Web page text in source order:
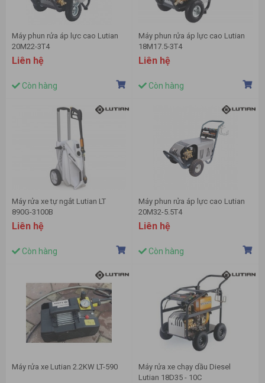
Máy phun rửa áp lực cao Lutian
20M22-3T4
Liên hệ
Còn hàng
Máy phun rửa áp lực cao Lutian
18M17.5-3T4
Liên hệ
Còn hàng
Máy rửa xe tự ngắt Lutian LT
890G-3100B
Liên hệ
Còn hàng
Máy phun rửa áp lực cao Lutian
20M32-5.5T4
Liên hệ
Còn hàng
Máy rửa xe Lutian 2.2KW LT-590
Máy rửa xe chạy dầu Diesel
Lutian 18D35 - 10C